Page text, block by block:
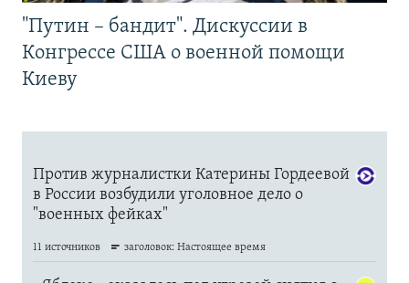
"Путин – бандит". Дискуссии в
Конгрессе США о военной помощи
Киеву